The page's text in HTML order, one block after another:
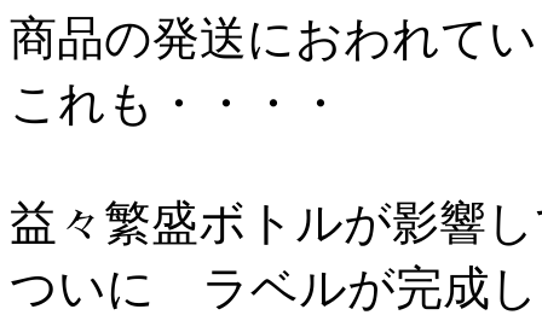
商品の発送におわれて
これも・・・・
益々繁盛ボトルが影響
ついに ラベルが完成し